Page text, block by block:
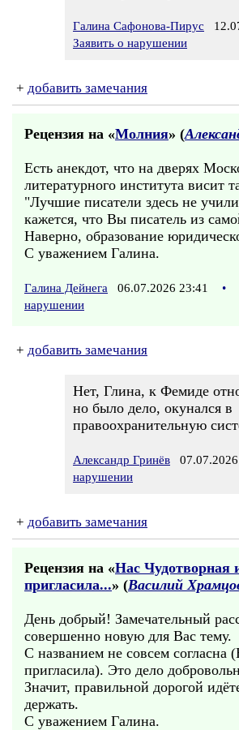
Галина Сафонова-Пирус
Заявить о нарушении
+ добавить замечания
Рецензия на «Молния» (
Есть анекдот, что на дверях
литературного института висит
"Лучшие писатели здесь не
кажется, что Вы писатель из
Наверно, образование
С уважением Галина.
Галина Дейнега 06.07.2026 23:41 •
нарушении
+ добавить замечания
Нет, Глина, к Фемиде
но было дело, окунался в
правоохранительную
Александр Гринёв 07.07.2026
нарушении
+ добавить замечания
Рецензия на «Нас Чудотворная
пригласила...» (Василий
День добрый! Замечательный
совершенно новую для Вас тему.
С названием не совсем согласна
пригласила). Это дело
Значит, правильной дорогой
держать.
С уважением Галина.